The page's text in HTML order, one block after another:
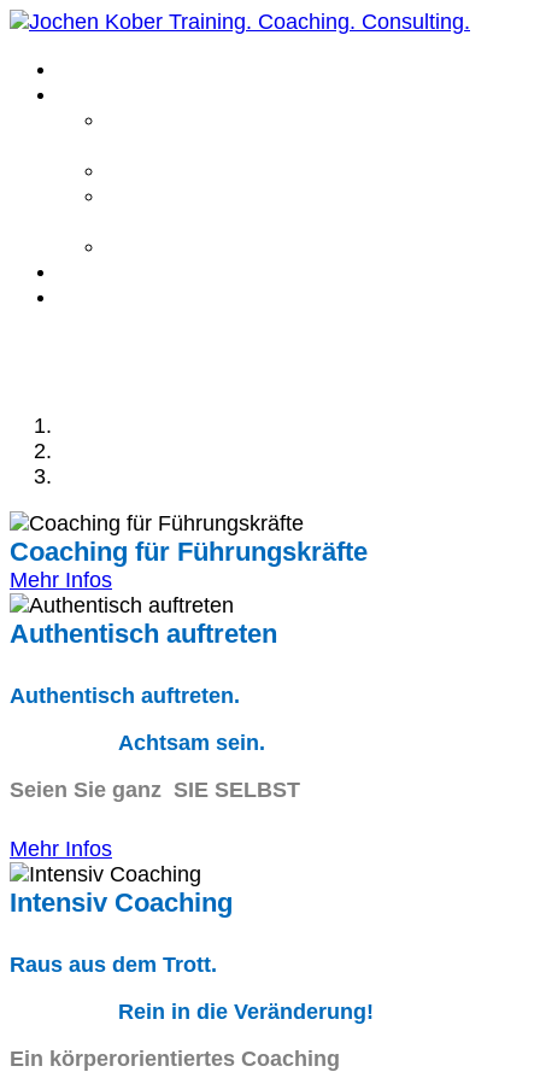
Coaching für Führungskräfte
Mehr Infos
Authentisch auftreten
Authentisch auftreten.
Achtsam sein.
Seien Sie ganz SIE SELBST
Mehr Infos
Intensiv Coaching
Raus aus dem Trott.
Rein in die Veränderung!
Ein körperorientiertes Coaching